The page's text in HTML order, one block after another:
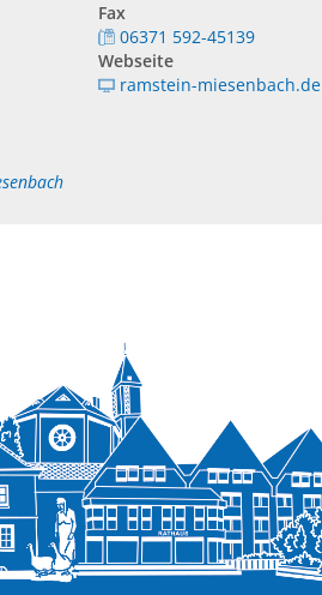
Fax
06371 592-45139
Webseite
ramstein-miesenbach.de